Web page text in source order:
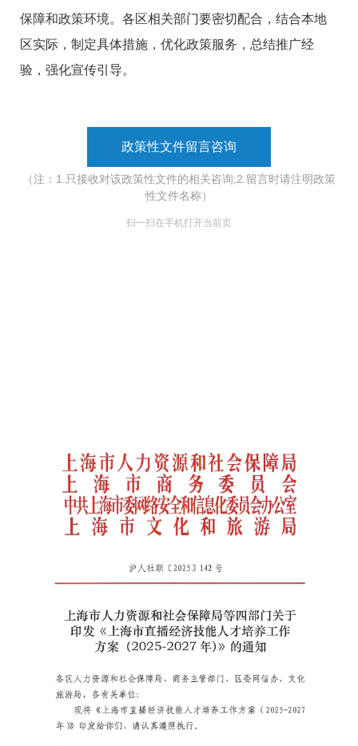
保障和政策环境。各区相关部门要密切配合，结合本地
区实际，制定具体措施，优化政策服务，总结推广经
验，强化宣传引导。
政策性文件留言咨询
（注：1.只接收对该政策性文件的相关咨询;2.留言时请注明政策
性文件名称）
扫一扫在手机打开当前页